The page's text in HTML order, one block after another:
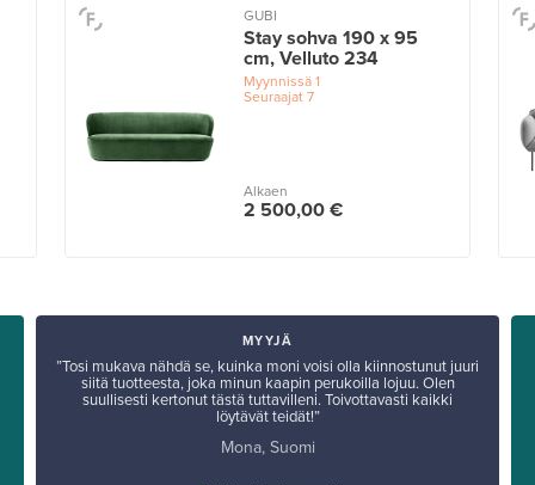
GUBI
Stay sohva 190 x 95
cm, Velluto 234
Myynnissä1
Seuraajat7
Alkaen
2 500,00 €
MYYJÄ
”Tosi mukava nähdä se, kuinka moni voisi olla kiinnostunut juuri
siitä tuotteesta, joka minun kaapin perukoilla lojuu. Olen
suullisesti kertonut tästä tuttavilleni. Toivottavasti kaikki
löytävät teidät!”
Mona, Suomi